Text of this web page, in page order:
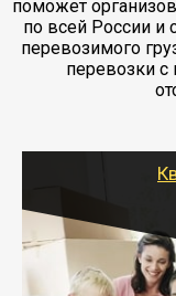
поможет
по всей России и
перевозимого
перевозки